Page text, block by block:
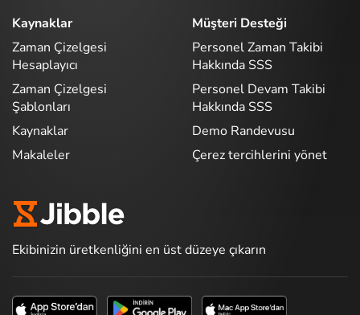
Kaynaklar
Zaman Çizelgesi
Hesaplayıcı
Zaman Çizelgesi
Şablonları
Kaynaklar
Makaleler
Müşteri Desteği
Personel Zaman Takibi
Hakkında SSS
Personel Devam Takibi
Hakkında SSS
Demo Randevusu
Çerez tercihlerini yönet
Ekibinizin üretkenliğini en üst düzeye çıkarın